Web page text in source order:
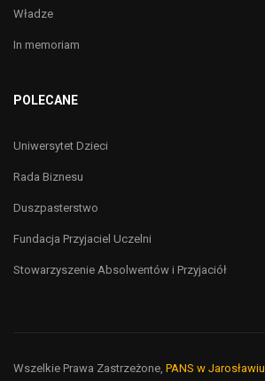
Władze
In memoriam
POLECANE
Uniwersytet Dzieci
Rada Biznesu
Duszpasterstwo
Fundacja Przyjaciel Uczelni
Stowarzyszenie Absolwentów i Przyjaciół
Wszelkie Prawa Zastrzeżone, PANS w Jarosławiu